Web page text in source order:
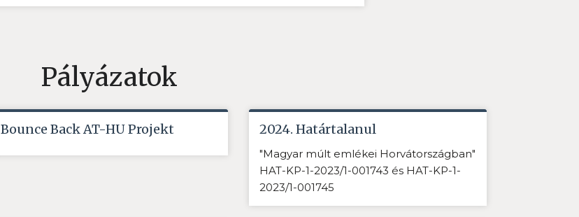
Pályázatok
Bounce Back AT-HU Projekt 2024. Határtalanul
"Magyar múlt emlékei Horvátországban"
HAT-KP-1-2023/1-001743 és HAT-KP-1-
2023/1-001745